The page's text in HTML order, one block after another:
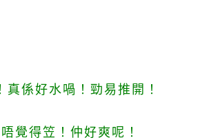
真係好水喎！勁易推開！
覺得笠！仲好爽呢！